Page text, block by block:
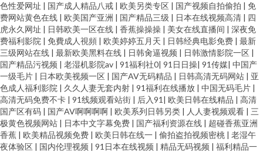
色性爱网址 | 国产成人精品八戒 | 欧美另类专区 | 国产视频自拍偷拍 | 免
费网站黄色在线 | 欧美国产亚洲 | 国产精品三级 | 日本在线视频高清 | 四
虎永久网址 | 日韩欧美一区在线 | 香蕉操操操 | 美女在线直播间 | 深夜免
费福利影院 | 免費成人視頻 | 欧美婷婷五月天 | 日韩经典电影免费 | 最新
三级网站在线 | 最新欧美黑料在线 | 日韩肏逼视频 | 日韩激情影院一区 |
国产精品污视频 | 老湿机影院av | 91福利社0| 91日日操| 91传媒| 中国产
一级毛片 | 日本欧美视频一区 | 国产AV无码精品 | 日韩高清无码网站 | 亚
色成人福利影院 | 久久人妻无套内射 | 91福利在线播放 | 中国无码毛片 |
高清无码免费不卡 | 91线频观看站街 | 后入91 | 欧美日韩在线精品 | 高清
国产区有码 | 国产AV啊啊啊啊 | 欧美系列日韩另类 | 人人妻视频观看 | 三
极黄色视频网站 | 日本中文字幕免费 | 国产福利资源在线 | 超碰香蕉亚洲
香蕉 | 欧美精品视频免费 | 欧美日韩在线一 | 偷拍盗拍视频密桃 | 老湿午
夜体验区 | 国内伦理视频 | 91日本在线视频 | 精品无码视频 | 福利精品一